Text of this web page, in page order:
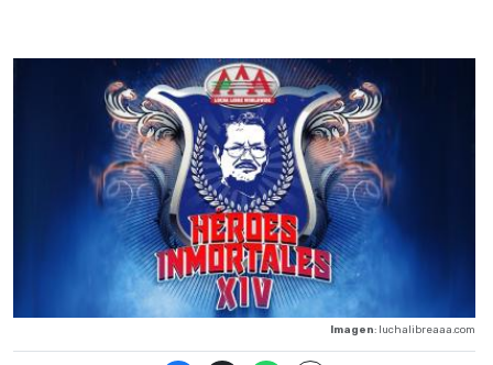
Imagen: luchalibreaaa.com